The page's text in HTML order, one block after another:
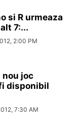
si R urmeaza
7:...
2:00 PM
nou joc
disponibil
7:30 AM